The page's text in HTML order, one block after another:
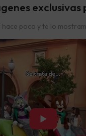
exclusivas
hace poco y te lo
▶